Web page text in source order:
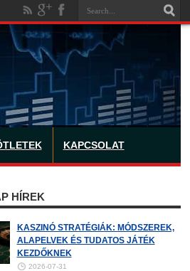
KAPCSOLAT
HÍREK
KASZINÓ STRATÉGIÁK: MÓDSZEREK,
ALAPELVEK ÉS TUDATOS JÁTÉK
KEZDŐKNEK
2026-07-31